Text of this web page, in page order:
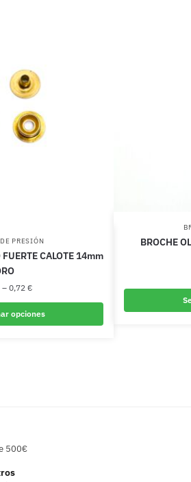
PRESIÓN
CALOTE 14mm
– 0,72 €
opciones
se
BROCHE
500€